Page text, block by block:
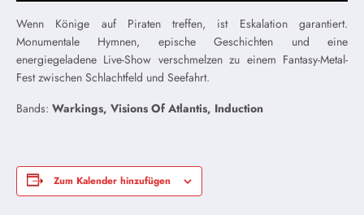
Wenn Könige auf Piraten treffen, ist Eskalation garantiert.
Monumentale Hymnen, epische Geschichten und eine
energiegeladene Live-Show verschmelzen zu einem Fantasy-Metal-
Fest zwischen Schlachtfeld und Seefahrt.
Bands: Warkings, Visions Of Atlantis, Induction
Zum Kalender hinzufügen